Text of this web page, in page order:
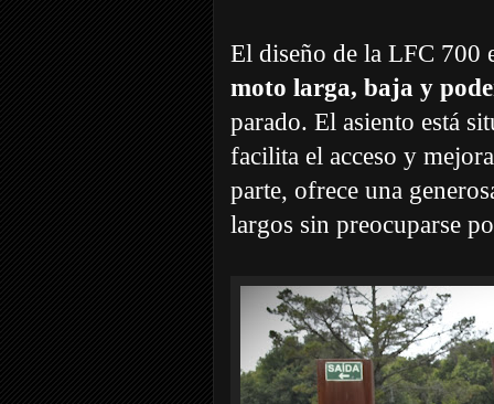
El diseño de la LFC 700
moto larga, baja y
parado. El asiento está
facilita el acceso y
parte, ofrece una
largos sin preocuparse